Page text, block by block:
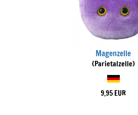
Magenzelle
(Parietalzelle)
9,95 EUR